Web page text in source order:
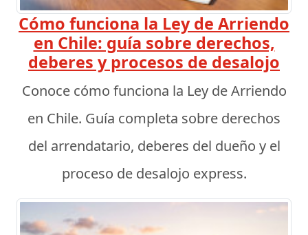
Cómo funciona la Ley de Arriendo
en Chile: guía sobre derechos,
deberes y procesos de desalojo
Conoce cómo funciona la Ley de Arriendo
en Chile. Guía completa sobre derechos
del arrendatario, deberes del dueño y el
proceso de desalojo express.